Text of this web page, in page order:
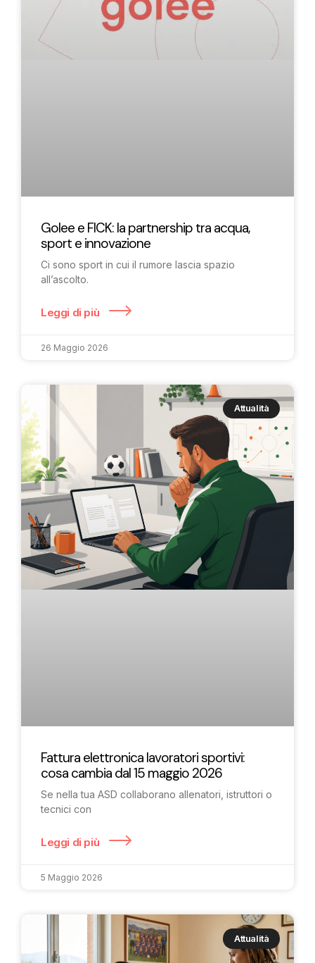
Golee e FICK: la partnership tra acqua,
sport e innovazione
Ci sono sport in cui il rumore lascia spazio
all’ascolto.
Leggi di più
26 Maggio 2026
Attualità
Fattura elettronica lavoratori sportivi:
cosa cambia dal 15 maggio 2026
Se nella tua ASD collaborano allenatori, istruttori o
tecnici con
Leggi di più
5 Maggio 2026
Attualità